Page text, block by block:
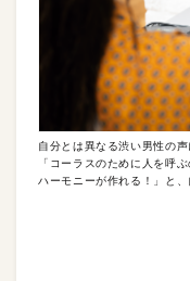
自分とは異なる渋い男性の
「コーラスのために人を呼
ハーモニーが作れる！」と